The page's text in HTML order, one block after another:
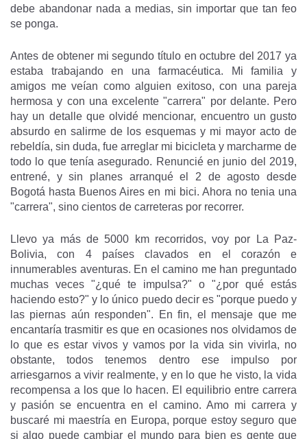
debe abandonar nada a medias, sin importar que tan feo
se ponga.
Antes de obtener mi segundo título en octubre del 2017 ya
estaba trabajando en una farmacéutica. Mi familia y
amigos me veían como alguien exitoso, con una pareja
hermosa y con una excelente "carrera" por delante. Pero
hay un detalle que olvidé mencionar, encuentro un gusto
absurdo en salirme de los esquemas y mi mayor acto de
rebeldía, sin duda, fue arreglar mi bicicleta y marcharme de
todo lo que tenía asegurado. Renuncié en junio del 2019,
entrené, y sin planes arranqué el 2 de agosto desde
Bogotá hasta Buenos Aires en mi bici. Ahora no tenia una
"carrera", sino cientos de carreteras por recorrer.
Llevo ya más de 5000 km recorridos, voy por La Paz-
Bolivia, con 4 países clavados en el corazón e
innumerables aventuras. En el camino me han preguntado
muchas veces "¿qué te impulsa?" o "¿por qué estás
haciendo esto?" y lo único puedo decir es "porque puedo y
las piernas aún responden". En fin, el mensaje que me
encantaría trasmitir es que en ocasiones nos olvidamos de
lo que es estar vivos y vamos por la vida sin vivirla, no
obstante, todos tenemos dentro ese impulso por
arriesgarnos a vivir realmente, y en lo que he visto, la vida
recompensa a los que lo hacen. El equilibrio entre carrera
y pasión se encuentra en el camino. Amo mi carrera y
buscaré mi maestría en Europa, porque estoy seguro que
si algo puede cambiar el mundo para bien es gente que